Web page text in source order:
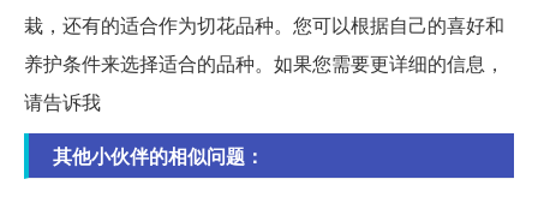
栽，还有的适合作为切花品种。您可以根据自己的喜好和
养护条件来选择适合的品种。如果您需要更详细的信息，
请告诉我
其他小伙伴的相似问题：